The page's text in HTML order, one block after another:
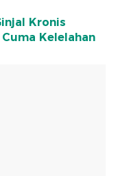
Kronis
Kelelahan